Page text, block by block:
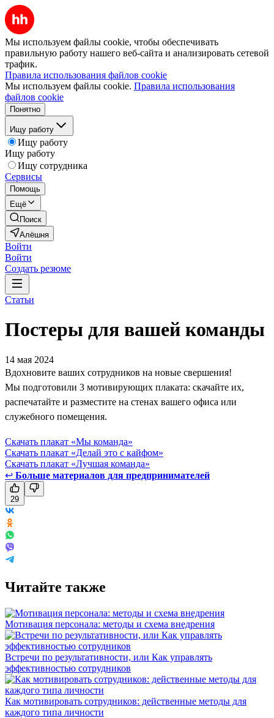
Мы используем файлы cookie, чтобы обеспечивать
правильную работу нашего веб-сайта и анализировать сетевой
трафик.
Правила использования файлов cookie
Мы используем файлы cookie. Правила использования
файлов cookie
Понятно
Ищу работу
Ищу работу
Ищу работу
Ищу сотрудника
Сервисы
Помощь
Ещё
Поиск
Алёшня
Войти
Войти
Создать резюме
Статьи
Постеры для вашей команды
14 мая 2024
Вдохновите ваших сотрудников на новые свершения!
Мы подготовили 3 мотивирующих плаката: скачайте их,
распечатайте и разместите на стенах вашего офиса или
служебного помещения.
Скачать плакат «Мы команда»
Скачать плакат «Делай это с кайфом»
Скачать плакат «Лучшая команда»
↩ Больше материалов для предпринимателей
29
Читайте также
Мотивация персонала: методы и схема внедрения
Встречи по результативности, или Как управлять
эффективностью сотрудников
Как мотивировать сотрудников: действенные методы для
каждого типа личности